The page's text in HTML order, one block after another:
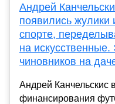
Андрей
появились жулики
спорте,
на искусственные.
чиновников на
Андрей Канчельскис
финансирования